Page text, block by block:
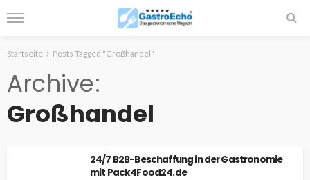
Startseite Posts Tagged "Großhandel"
Archive
Großhandel
24/7 B2B-Beschaffung in der Gastronomie
mit Pack4Food24.de